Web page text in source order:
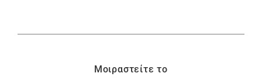
Μοιραστείτε το